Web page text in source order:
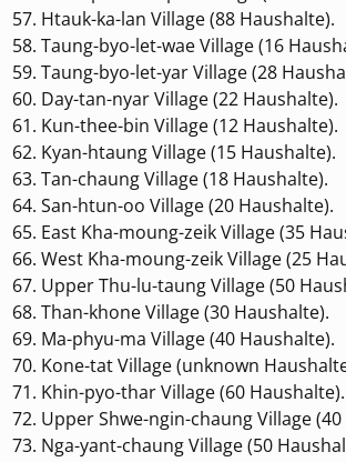
Htauk-ka-lan Village (88 Haushalte).
Taung-byo-let-wae Village (16
Taung-byo-let-yar Village (28
Day-tan-nyar Village (22 Haushalte).
Kun-thee-bin Village (12 Haushalte).
Kyan-htaung Village (15 Haushalte).
Tan-chaung Village (18 Haushalte).
San-htun-oo Village (20 Haushalte).
East Kha-moung-zeik Village (35
West Kha-moung-zeik Village (25
Upper Thu-lu-taung Village (50
Than-khone Village (30 Haushalte).
Ma-phyu-ma Village (40 Haushalte).
Kone-tat Village (unknown
Khin-pyo-thar Village (60 Haushalte).
Upper Shwe-ngin-chaung Village
Nga-yant-chaung Village (50